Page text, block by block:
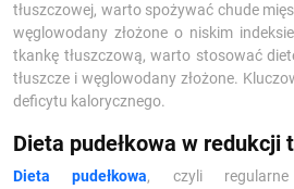
tłuszczowej, warto spożywać chude
węglowodany złożone o niskim
tkankę tłuszczową, warto stosować
tłuszcze i węglowodany złożone.
deficytu kalorycznego.
Dieta pudełkowa w redukcji
Dieta pudełkowa, czyli regularne